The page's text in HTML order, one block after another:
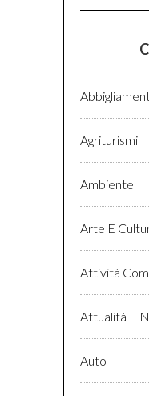
Agriturismi
Ambiente
Arte E
Attività
Attualità E
Auto